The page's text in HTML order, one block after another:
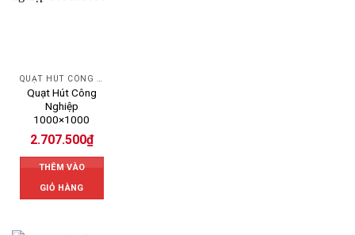
QUẠT HÚT CÔNG NGHIỆP
Quạt Hút Công
Nghiệp
1000×1000
2.707.500₫
THÊM VÀO
GIỎ HÀNG